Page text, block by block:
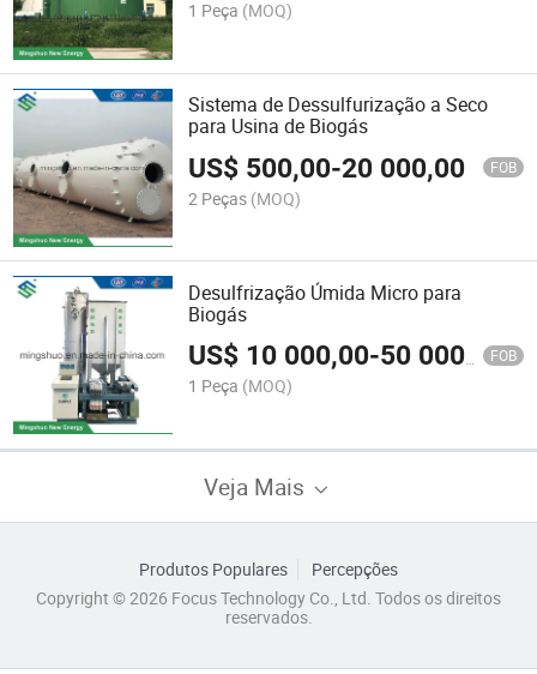
1 Peça (MOQ)
Sistema de Dessulfurização a Seco
para Usina de Biogás
US$ 500,00-20 000,00 FOB
2 Peças (MOQ)
Desulfrização Úmida Micro para
Biogás
US$ 10 000,00-50 000,00 FOB
1 Peça (MOQ)
Veja Mais
Produtos Populares
Percepções
Copyright © 2026 Focus Technology Co., Ltd. Todos os direitos
reservados.